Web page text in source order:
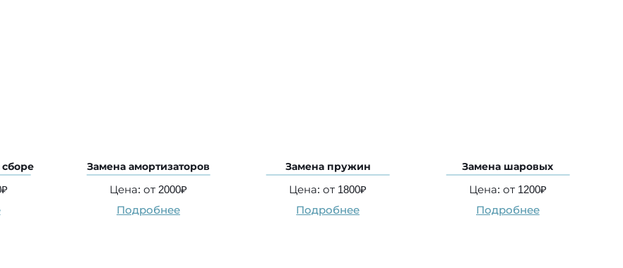
Замена амортизаторов
Цена: от 2000₽
Подробнее
Замена пружин
Цена: от 1800₽
Подробнее
Замена шаровых
Цена: от 1200₽
Подробнее